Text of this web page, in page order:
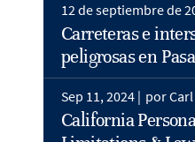
12 de septiembre de
Carreteras e
peligrosas en
Sep 11, 2024 | por
California